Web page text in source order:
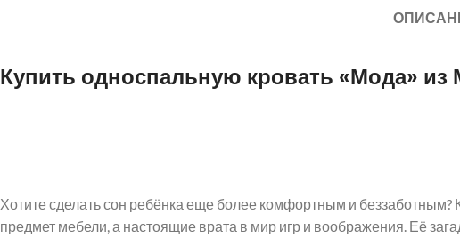
Купить односпальную кровать «Мода»
Хотите сделать сон ребёнка еще более комфортным и
предмет мебели, а настоящие врата в мир игр и воображения. Её